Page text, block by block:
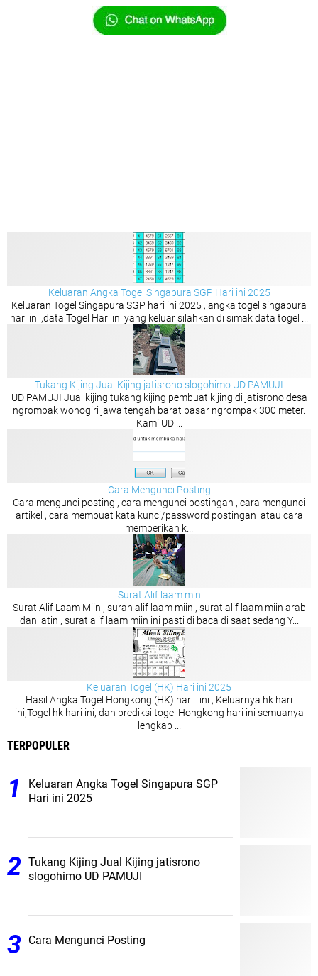
Keluaran Angka Togel Singapura SGP Hari ini 2025
Keluaran Togel Singapura SGP hari ini 2025 , angka togel singapura
hari ini ,data Togel Hari ini yang keluar silahkan di simak data togel ...
Tukang Kijing Jual Kijing jatisrono slogohimo UD PAMUJI
UD PAMUJI Jual kijing tukang kijing pembuat kijing di jatisrono desa
ngrompak wonogiri jawa tengah barat pasar ngrompak 300 meter.
Kami UD ...
Cara Mengunci Posting
Cara mengunci posting , cara mengunci postingan , cara mengunci
artikel , cara membuat kata kunci/password postingan atau cara
memberikan k...
Surat Alif laam min
Surat Alif Laam Miin , surah alif laam miin , surat alif laam miin arab
dan latin , surat alif laam miin ini pasti di baca di saat sedang Y...
Keluaran Togel (HK) Hari ini 2025
Hasil Angka Togel Hongkong (HK) hari ini , Keluarnya hk hari
ini,Togel hk hari ini, dan prediksi togel Hongkong hari ini semuanya
lengkap ...
TERPOPULER
Keluaran Angka Togel Singapura SGP
Hari ini 2025
Tukang Kijing Jual Kijing jatisrono
slogohimo UD PAMUJI
Cara Mengunci Posting